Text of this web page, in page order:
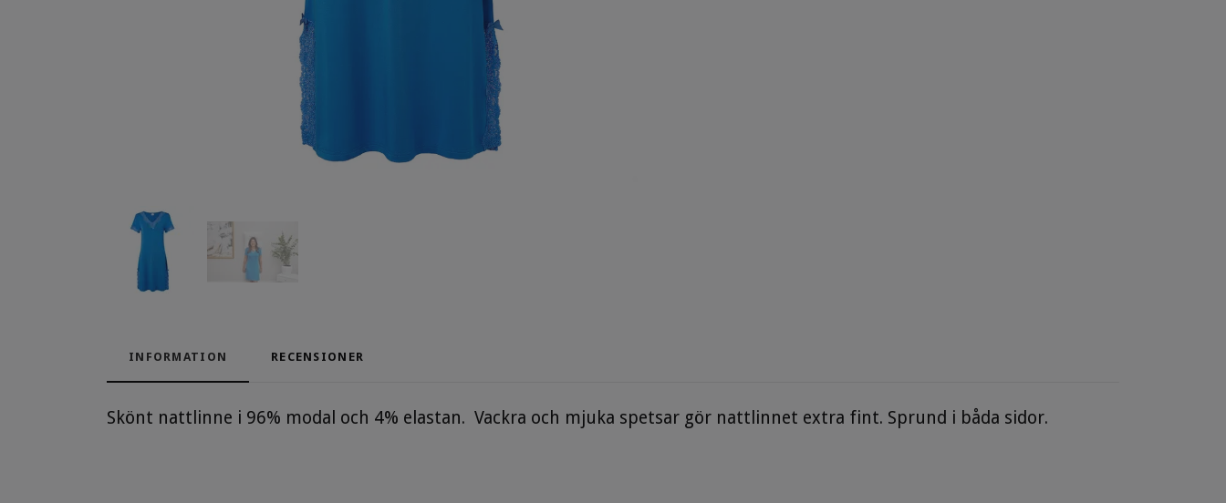
INFORMATION RECENSIONER
Skönt nattlinne i 96% modal och 4% elastan. Vackra och mjuka spetsar gör nattlinnet extra fint. Sprund i båda sidor.